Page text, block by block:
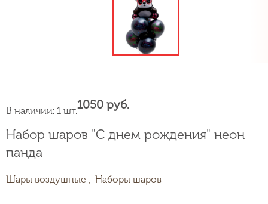
Набор шаров "С днем рождения" неон
панда
Шары воздушные , Наборы шаров
В наличии: 1 шт.1050 руб.